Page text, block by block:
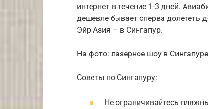
интернет в течение 1-3 дней.
дешевле бывает сперва долететь
Эйр Азия – в Сингапур.
На фото: лазерное шоу в
Советы по Сингапуру:
Не ограничивайтесь